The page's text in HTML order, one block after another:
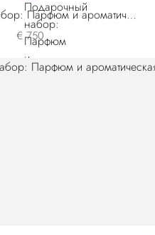
Подарочный набор: Парфюм и ароматическая свеча Royal Eagle Gold
€ 750